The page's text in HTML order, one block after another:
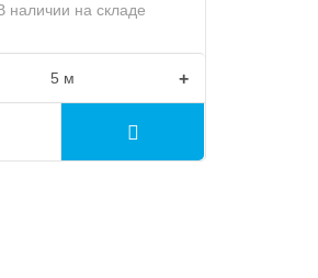
наличии на складе
+